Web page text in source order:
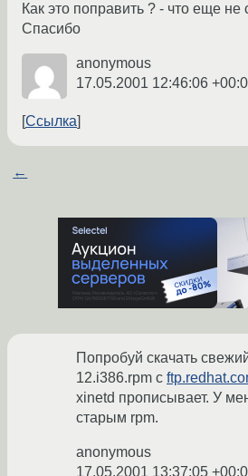
Как это поправить ? - что еще не
Спасибо
anonymous
17.05.2001 12:46:06
Ссылка
←
Попробуй скачать
12.i386.rpm с
xinetd прописывает. У
старым rpm.
anonymous
17.05.2001 13:37:05